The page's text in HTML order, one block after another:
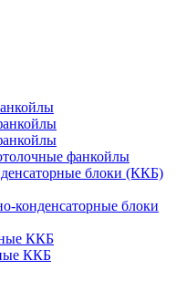
фанкойлы
блоки (ККБ)
конденсаторные блоки
ККБ
ККБ